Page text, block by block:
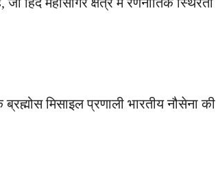
मिसाइल प्रणाली भारतीय नौसेना की